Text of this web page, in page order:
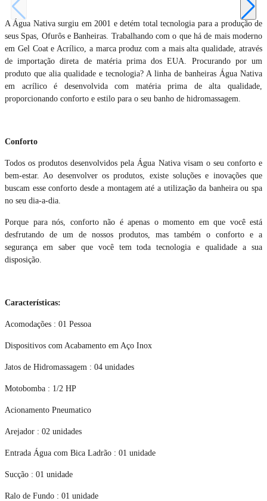
A Água Nativa surgiu em 2001 e detém total tecnologia para a produção de
seus Spas, Ofurôs e Banheiras. Trabalhando com o que há de mais moderno
em Gel Coat e Acrílico, a marca produz com a mais alta qualidade, através
de importação direta de matéria prima dos EUA. Procurando por um
produto que alia qualidade e tecnologia? A linha de banheiras Água Nativa
em acrílico é desenvolvida com matéria prima de alta qualidade,
proporcionando conforto e estilo para o seu banho de hidromassagem.
Conforto
Todos os produtos desenvolvidos pela Água Nativa visam o seu conforto e
bem-estar. Ao desenvolver os produtos, existe soluções e inovações que
buscam esse conforto desde a montagem até a utilização da banheira ou spa
no seu dia-a-dia.
Porque para nós, conforto não é apenas o momento em que você está
desfrutando de um de nossos produtos, mas também o conforto e a
segurança em saber que você tem toda tecnologia e qualidade a sua
disposição.
Características:
Acomodações : 01 Pessoa
Dispositivos com Acabamento em Aço Inox
Jatos de Hidromassagem : 04 unidades
Motobomba : 1/2 HP
Acionamento Pneumatico
Arejador : 02 unidades
Entrada Água com Bica Ladrão : 01 unidade
Sucção : 01 unidade
Ralo de Fundo : 01 unidade